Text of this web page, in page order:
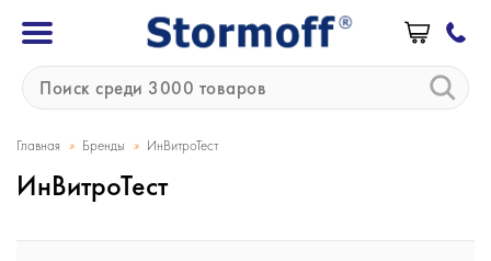
Главная » Бренды » ИнВитроТест
ИнВитроТест